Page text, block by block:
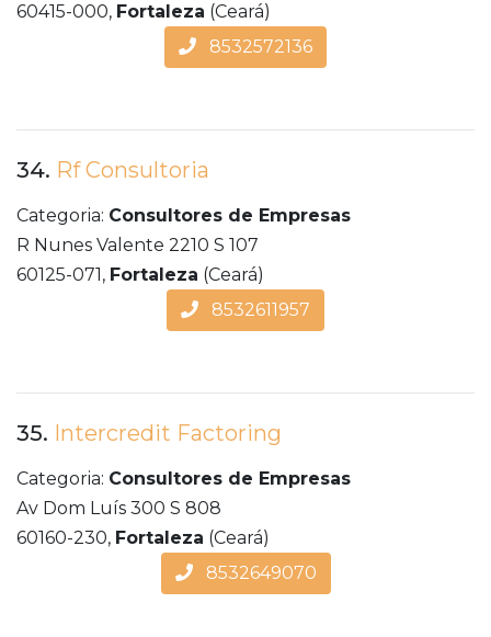
60415-000, Fortaleza (Ceará)
8532572136
34. Rf Consultoria
Categoria: Consultores de Empresas
R Nunes Valente 2210 S 107
60125-071, Fortaleza (Ceará)
8532611957
35. Intercredit Factoring
Categoria: Consultores de Empresas
Av Dom Luís 300 S 808
60160-230, Fortaleza (Ceará)
8532649070